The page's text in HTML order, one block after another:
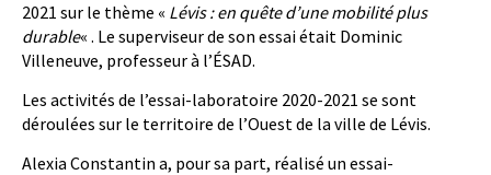
2021 sur le thème « Lévis : en quête d’une mobilité plus
durable« . Le superviseur de son essai était Dominic
Villeneuve, professeur à l’ÉSAD.
Les activités de l’essai-laboratoire 2020-2021 se sont
déroulées sur le territoire de l’Ouest de la ville de Lévis.
Alexia Constantin a, pour sa part, réalisé un essai-